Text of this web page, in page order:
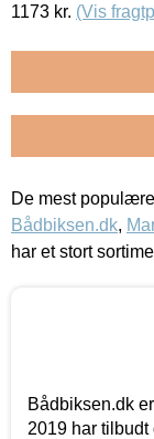
1173 kr. (Vis
De mest
Bådbiksen.dk,
har et stort
Bådbiksen.dk
2019 har